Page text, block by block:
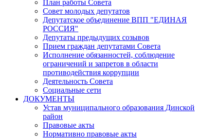
План работы Совета
Совет молодых депутатов
Депутатское объединение ВПП "ЕДИНАЯ
РОССИЯ"
Депутаты предыдущих созывов
Прием граждан депутатами Совета
Исполнение обязанностей, соблюдение
ограничений и запретов в области
противодействия коррупции
Деятельность Совета
Социальные сети
ДОКУМЕНТЫ
Устав муниципального образования Динской
район
Правовые акты
Нормативно правовые акты